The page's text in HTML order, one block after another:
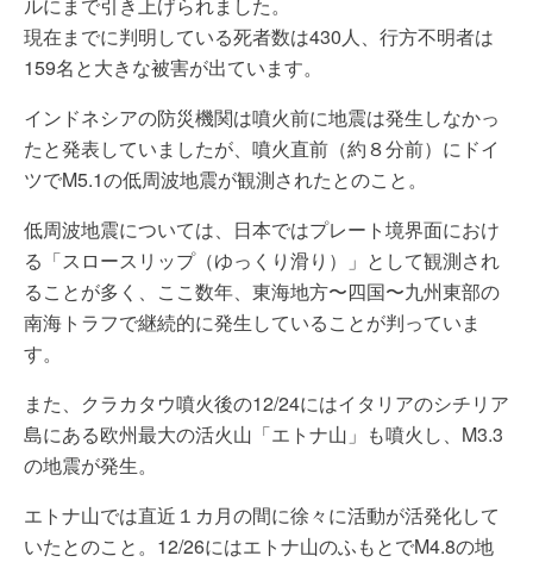
現在までに判明している死者数は430人、行方不明者は
159名と大きな被害が出ています。
インドネシアの防災機関は噴火前に地震は発生しなかっ
たと発表していましたが、噴火直前（約８分前）にドイ
ツでM5.1の低周波地震が観測されたとのこと。
低周波地震については、日本ではプレート境界面におけ
る「スロースリップ（ゆっくり滑り）」として観測され
ることが多く、ここ数年、東海地方〜四国〜九州東部の
南海トラフで継続的に発生していることが判っていま
す。
また、クラカタウ噴火後の12/24にはイタリアのシチリア
島にある欧州最大の活火山「エトナ山」も噴火し、M3.3
の地震が発生。
エトナ山では直近１カ月の間に徐々に活動が活発化して
いたとのこと。12/26にはエトナ山のふもとでM4.8の地